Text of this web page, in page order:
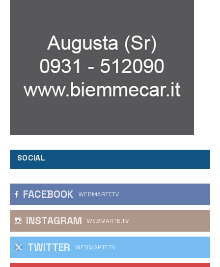
SOCIAL
FACEBOOK WEBMARTETV
INSTAGRAM WEBMARTE.TV
TWITTER WEBMARTETV